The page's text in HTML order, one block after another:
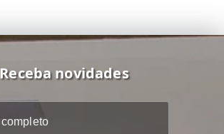
Receba novidades